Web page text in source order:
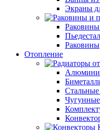
Экраны
Раковины
Отопление